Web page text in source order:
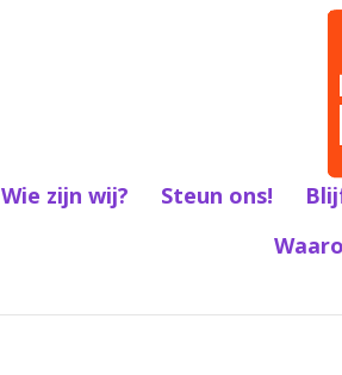
Wie zijn wij? Steun ons!